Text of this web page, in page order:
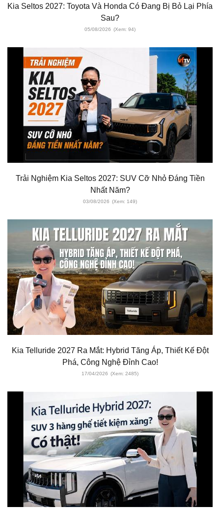
Kia Seltos 2027: Toyota Và Honda Có Đang Bị Bỏ Lại Phía
Sau?
05/08/2026 (Xem: 94)
Trải Nghiệm Kia Seltos 2027: SUV Cỡ Nhỏ Đáng Tiền
Nhất Năm?
03/08/2026 (Xem: 149)
Kia Telluride 2027 Ra Mắt: Hybrid Tăng Áp, Thiết Kế Đột
Phá, Công Nghệ Đỉnh Cao!
17/04/2026 (Xem: 2485)